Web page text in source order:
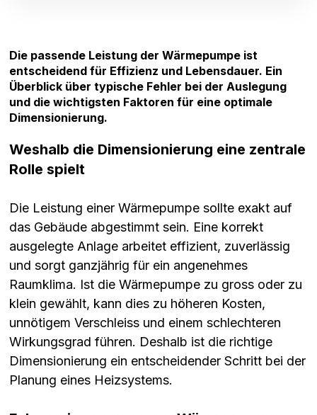
Die passende Leistung der Wärmepumpe ist
entscheidend für Effizienz und Lebensdauer. Ein
Überblick über typische Fehler bei der Auslegung
und die wichtigsten Faktoren für eine optimale
Dimensionierung.
Weshalb die Dimensionierung eine zentrale
Rolle spielt
Die Leistung einer Wärmepumpe sollte exakt auf
das Gebäude abgestimmt sein. Eine korrekt
ausgelegte Anlage arbeitet effizient, zuverlässig
und sorgt ganzjährig für ein angenehmes
Raumklima. Ist die Wärmepumpe zu gross oder zu
klein gewählt, kann dies zu höheren Kosten,
unnötigem Verschleiss und einem schlechteren
Wirkungsgrad führen. Deshalb ist die richtige
Dimensionierung ein entscheidender Schritt bei der
Planung eines Heizsystems.